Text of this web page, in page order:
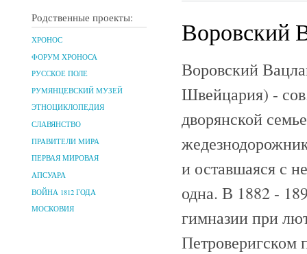
Родственные проекты:
ХРОНОС
ФОРУМ ХРОНОСА
РУССКОЕ ПОЛЕ
РУМЯНЦЕВСКИЙ МУЗЕЙ
ЭТНОЦИКЛОПЕДИЯ
СЛАВЯНСТВО
ПРАВИТЕЛИ МИРА
ПЕРВАЯ МИРОВАЯ
АПСУАРА
ВОЙНА 1812 ГОДА
МОСКОВИЯ
Воровский
Воровский
Швейцария) -
дворянской
и оставшаяся с
одна. В 1882 -
гимназии при
Петроверигском